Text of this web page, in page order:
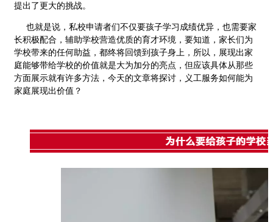
提出了更大的挑战。
也就是说，私校申请者们不仅要孩子学习成绩优异，也需要家
长积极配合，辅助学校营造优质的育才环境，要知道，家长们为
学校带来的任何助益，都终将回馈到孩子身上，所以，展现出家
庭能够带给学校的价值就是大为加分的亮点，但应该具体从那些
方面展示就有许多方法，今天的文章将探讨，义工服务如何能为
家庭展现出价值？